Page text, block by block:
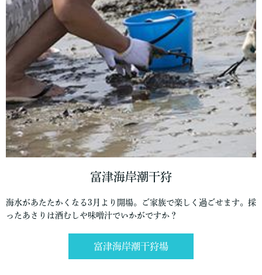
富津海岸潮干狩
海水があたたかくなる3月より開場。ご家族で楽しく過ごせます。採
ったあさりは酒むしや味噌汁でいかがですか？
富津海岸潮干狩場